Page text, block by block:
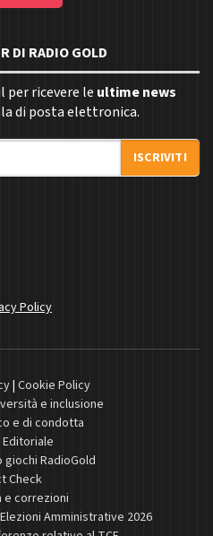
DI RADIO GOLD
per ricevere le ultime news
di posta elettronica.
ISCRIVITI
Policy
| Cookie Policy
e inclusione
e di condotta
Editoriale
RadioGold
Check
e correzioni
Amministrative 2026